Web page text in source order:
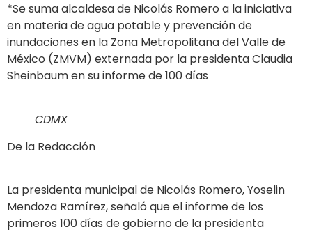
*Se suma alcaldesa de Nicolás Romero a la iniciativa
en materia de agua potable y prevención de
inundaciones en la Zona Metropolitana del Valle de
México (ZMVM) externada por la presidenta Claudia
Sheinbaum en su informe de 100 días
CDMX
De la Redacción
La presidenta municipal de Nicolás Romero, Yoselin
Mendoza Ramírez, señaló que el informe de los
primeros 100 días de gobierno de la presidenta